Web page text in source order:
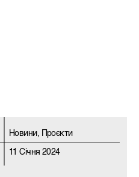
Новини, Проєкти
11 Січня 2024